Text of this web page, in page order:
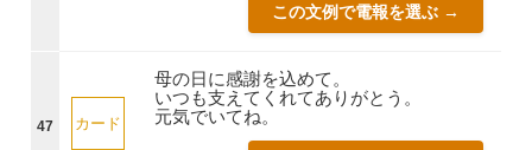
この文例で電報を選ぶ →
47 カード
母の日に感謝を込めて。
いつも支えてくれてありがとう。
元気でいてね。